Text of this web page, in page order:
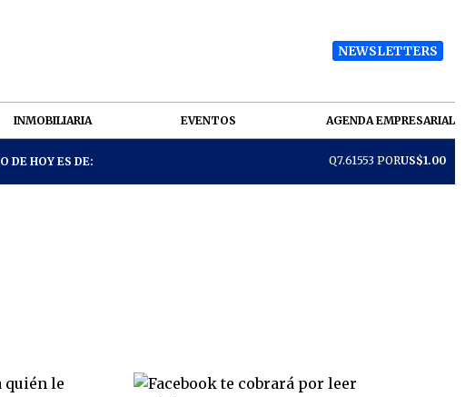
NEWSLETTERS
INMOBILIARIA EVENTOS AGENDA EMPRESARIAL
DE HOY ES DE: Q7.61553 PORUS$1.00